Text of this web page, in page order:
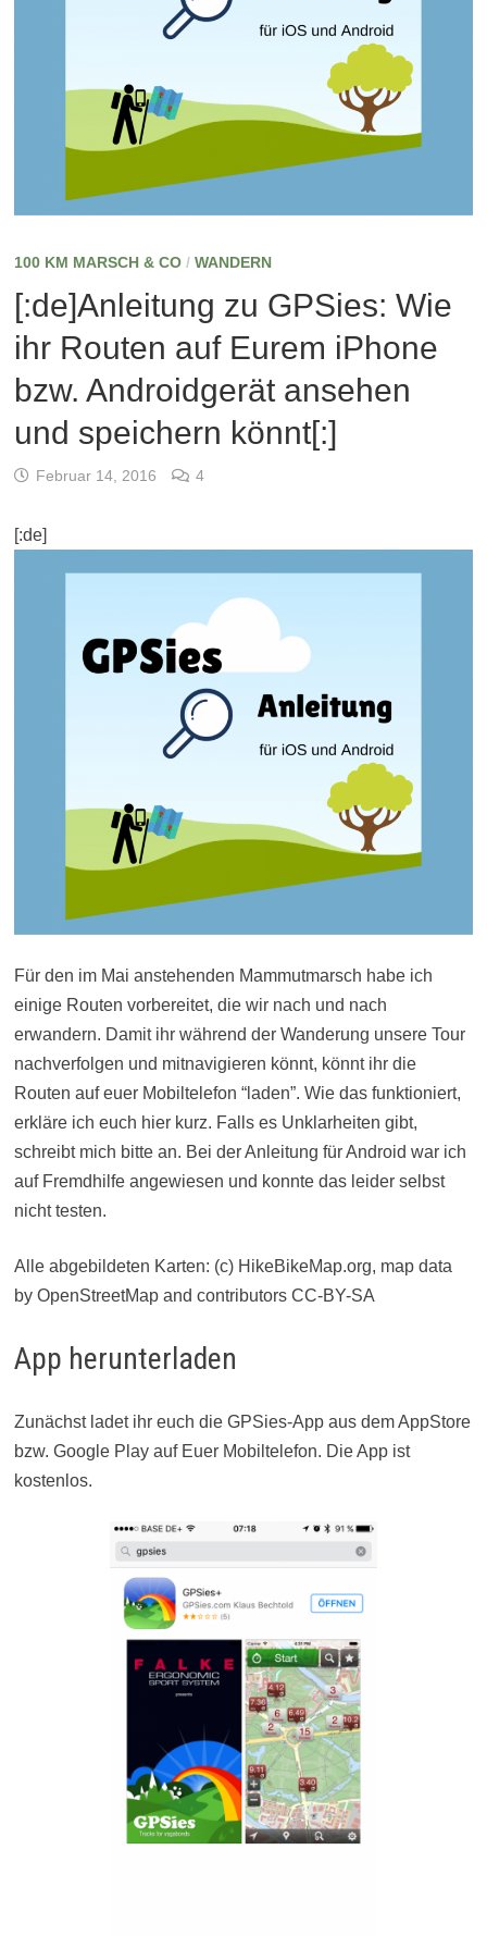
100 KM MARSCH & CO/ WANDERN
[:de]Anleitung zu GPSies: Wie
ihr Routen auf Eurem iPhone
bzw. Androidgerät ansehen
und speichern könnt[:]
Februar 14, 2016 4
[:de]
Für den im Mai anstehenden Mammutmarsch habe ich
einige Routen vorbereitet, die wir nach und nach
erwandern. Damit ihr während der Wanderung unsere Tour
nachverfolgen und mitnavigieren könnt, könnt ihr die
Routen auf euer Mobiltelefon “laden”. Wie das funktioniert,
erkläre ich euch hier kurz. Falls es Unklarheiten gibt,
schreibt mich bitte an. Bei der Anleitung für Android war ich
auf Fremdhilfe angewiesen und konnte das leider selbst
nicht testen.
Alle abgebildeten Karten: (c) HikeBikeMap.org, map data
by OpenStreetMap and contributors CC-BY-SA
App herunterladen
Zunächst ladet ihr euch die GPSies-App aus dem AppStore
bzw. Google Play auf Euer Mobiltelefon. Die App ist
kostenlos.